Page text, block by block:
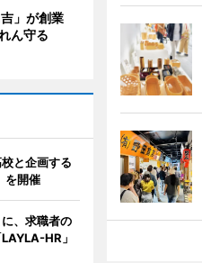
」が創業
ん守る
と企画する
を開催
、求職者の
HR」